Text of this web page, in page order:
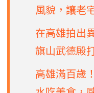
風貌，讓老
在高雄拍出
旗山武德殿
高雄滿百歲